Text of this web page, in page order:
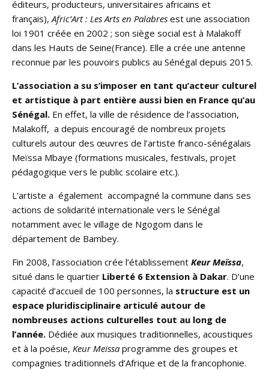
éditeurs, producteurs, universitaires africains et
français), Afric’Art : Les Arts en Palabres est une association
loi 1901 créée en 2002 ; son siège social est à Malakoff
dans les Hauts de Seine(France). Elle a crée une antenne
reconnue par les pouvoirs publics au Sénégal depuis 2015.
L’association a su s’imposer en tant qu’acteur culturel
et artistique à part entière aussi bien en France qu’au
Sénégal. En effet, la ville de résidence de l’association,
Malakoff, a depuis encouragé de nombreux projets
culturels autour des œuvres de l’artiste franco-sénégalais
Meïssa Mbaye (formations musicales, festivals, projet
pédagogique vers le public scolaire etc.).
L’artiste a également accompagné la commune dans ses
actions de solidarité internationale vers le Sénégal
notamment avec le village de Ngogom dans le
département de Bambey.
Fin 2008, l’association crée l’établissement Keur Meïssa,
situé dans le quartier Liberté 6 Extension à Dakar. D’une
capacité d’accueil de 100 personnes, la structure est un
espace pluridisciplinaire articulé autour de
nombreuses actions culturelles tout au long de
l’année. Dédiée aux musiques traditionnelles, acoustiques
et à la poésie, Keur Meïssa programme des groupes et
compagnies traditionnels d’Afrique et de la francophonie.